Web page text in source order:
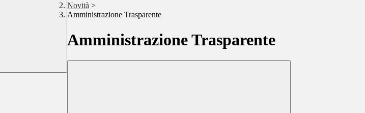
Novità >
Amministrazione Trasparente
Amministrazione Trasparente